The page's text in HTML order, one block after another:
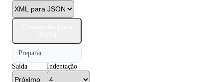
Preparar
Saída
Indentação